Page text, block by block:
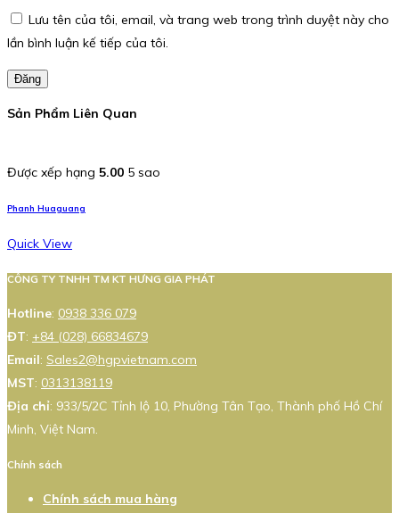
Lưu tên của tôi, email, và trang web trong trình duyệt này cho
lần bình luận kế tiếp của tôi.
Đăng
Sản Phẩm Liên Quan
Được xếp hạng 5.00 5 sao
Phanh Huaguang
Quick View
CÔNG TY TNHH TM KT HƯNG GIA PHÁT
Hotline: 0938 336 079
ĐT: +84 (028) 66834679
Email: Sales2@hgpvietnam.com
MST: 0313138119
Địa chỉ: 933/5/2C Tỉnh lộ 10, Phường Tân Tạo, Thành phố Hồ Chí
Minh, Việt Nam.
Chính sách
Chính sách mua hàng